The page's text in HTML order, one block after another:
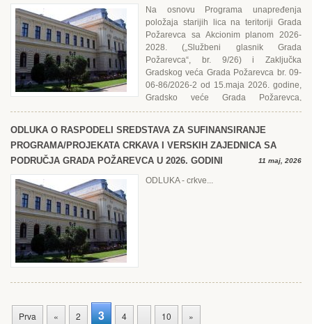
Na osnovu Programa unapređenja
položaja starijih lica na teritoriji Grada
Požarevca sa Akcionim planom 2026-
2028. („Službeni glasnik Grada
Požarevca“, br. 9/26) i Zaključka
Gradskog veća Grada Požarevca br. 09-
06-86/2026-2 od 15.maja 2026. godine,
Gradsko veće Grada Požarevca,
raspisuje K o n k u r s ...
ODLUKA O RASPODЕLI SRЕDSTAVA ZA SUFINANSIRANJЕ
PROGRAMA/PROJЕKATA CRKAVA I VЕRSKIH ZAJЕDNICA SA
PODRUČJA GRADA POŽARЕVCA U 2026. GODINI
11 maj, 2026
ODLUKA - crkve...
Prva « 2 3 4 10 »